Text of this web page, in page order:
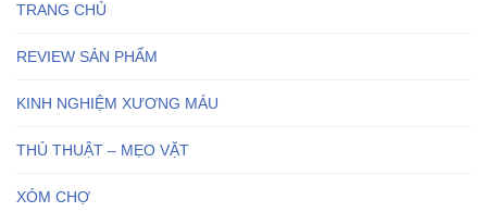
TRANG CHỦ
REVIEW SẢN PHẨM
KINH NGHIỆM XƯƠNG MÁU
THỦ THUẬT – MẸO VẶT
XÓM CHỢ